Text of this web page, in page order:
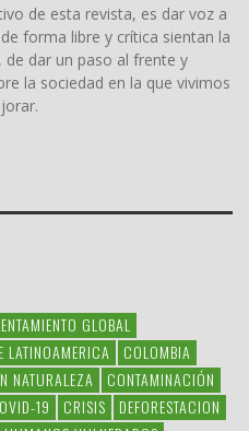
de esta revista, es dar voz a
forma libre y crítica sientan la
de dar un paso al frente y
la sociedad en la que vivimos
GLOBAL
LATINOAMERICA
COLOMBIA
NATURALEZA
CONTAMINACIÓN
19 CRISIS
DEFORESTACION